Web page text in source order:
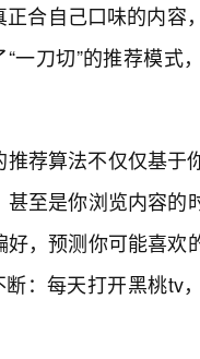
合自己口味的内容
一刀切”的推荐模式
荐算法不仅仅基于
至是你浏览内容的
，预测你可能喜欢
：每天打开黑桃tv